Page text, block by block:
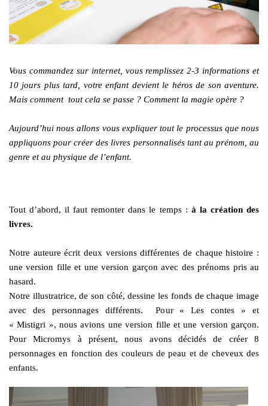
Vous commandez sur internet, vous remplissez 2-3 informations et
10 jours plus tard, votre enfant devient le héros de son aventure.
Mais comment tout cela se passe ? Comment la magie opère ?
Aujourd’hui nous allons vous expliquer tout le processus que nous
appliquons pour créer des livres personnalisés tant au prénom, au
genre et au physique de l’enfant.
Tout d’abord, il faut remonter dans le temps : à la création des
livres.
Notre auteure écrit deux versions différentes de chaque histoire :
une version fille et une version garçon avec des prénoms pris au
hasard.
Notre illustratrice, de son côté, dessine les fonds de chaque image
avec des personnages différents. Pour « Les contes » et
« Mistigri », nous avions une version fille et une version garçon.
Pour Micromys à présent, nous avons décidés de créer 8
personnages en fonction des couleurs de peau et de cheveux des
enfants.